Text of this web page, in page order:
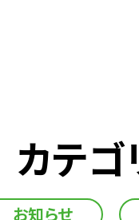
カテゴ
お知らせ